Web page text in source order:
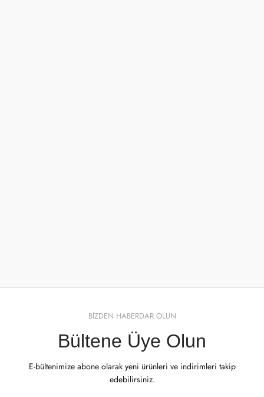
BİZDEN HABERDAR OLUN
Bültene Üye Olun
E-bültenimize abone olarak yeni ürünleri ve indirimleri takip
edebilirsiniz.